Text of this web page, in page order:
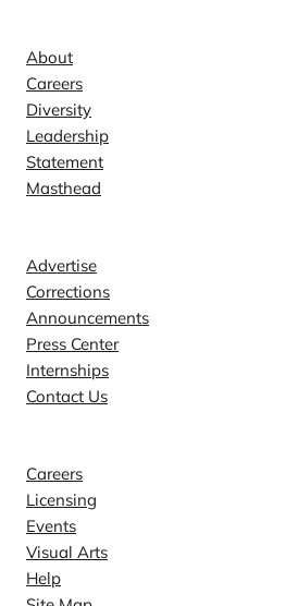
About
Careers
Diversity
Leadership
Statement
Masthead
Advertise
Corrections
Announcements
Press Center
Internships
Contact Us
Careers
Licensing
Events
Visual Arts
Help